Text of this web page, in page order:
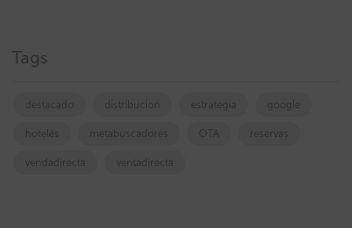
Tags
destacado distribucion estrategia google
hoteles metabuscadores OTA reservas
vendadirecta ventadirecta